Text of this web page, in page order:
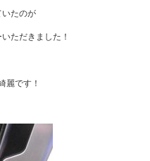
いたのが
ただきました！
麗です！